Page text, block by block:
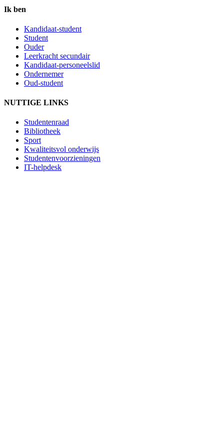
Ik ben
Kandidaat-student
Student
Ouder
Leerkracht secundair
Kandidaat-personeelslid
Ondernemer
Oud-student
NUTTIGE LINKS
Studentenraad
Bibliotheek
Sport
Kwaliteitsvol onderwijs
Studentenvoorzieningen
IT-helpdesk